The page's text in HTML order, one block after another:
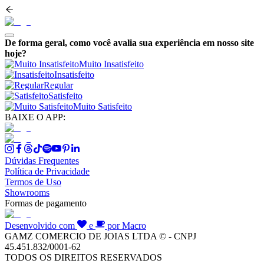
De forma geral, como você avalia sua experiência em nosso site
hoje?
Muito Insatisfeito
Insatisfeito
Regular
Satisfeito
Muito Satisfeito
BAIXE O APP:
Dúvidas Frequentes
Política de Privacidade
Termos de Uso
Showrooms
Formas de pagamento
Desenvolvido com e
por Macro
GAMZ COMERCIO DE JOIAS LTDA © - CNPJ
45.451.832/0001-62
TODOS OS DIREITOS RESERVADOS